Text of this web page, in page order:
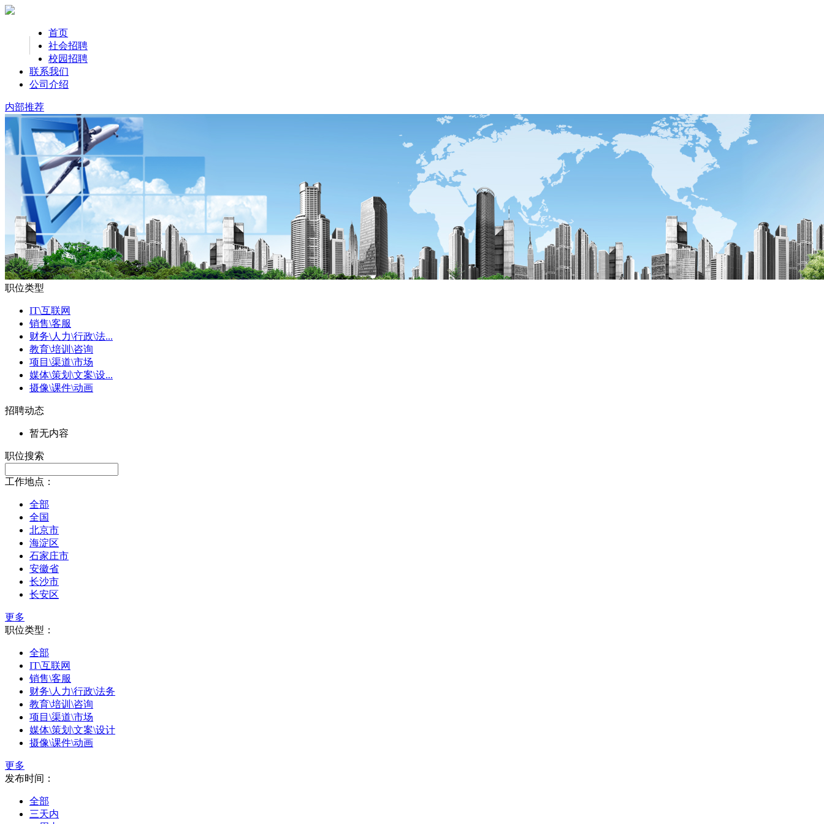
首页
社会招聘
校园招聘
联系我们
公司介绍
内部推荐
职位类型
IT\互联网
销售\客服
财务\人力\行政\法...
教育\培训\咨询
项目\渠道\市场
媒体\策划\文案\设...
摄像\课件\动画
招聘动态
暂无内容
职位搜索
工作地点：
全部
全国
北京市
海淀区
石家庄市
安徽省
长沙市
长安区
更多
职位类型：
全部
IT\互联网
销售\客服
财务\人力\行政\法务
教育\培训\咨询
项目\渠道\市场
媒体\策划\文案\设计
摄像\课件\动画
更多
发布时间：
全部
三天内